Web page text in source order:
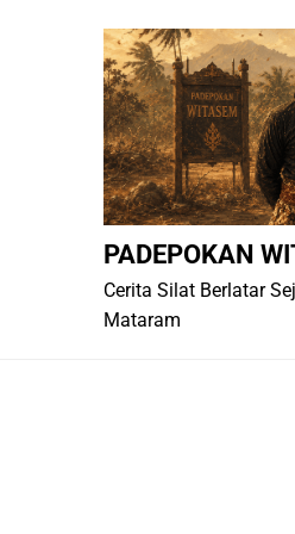
PADEPOKAN
Cerita Silat Berlatar
Mataram